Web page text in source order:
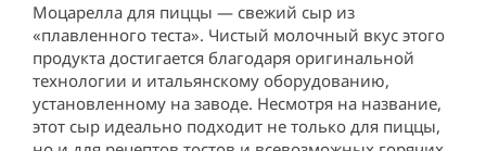
Моцарелла для пиццы — свежий сыр из
«плавленного теста». Чистый молочный вкус этого
продукта достигается благодаря оригинальной
технологии и итальянскому оборудованию,
установленному на заводе. Несмотря на название,
этот сыр идеально подходит не только для пиццы,